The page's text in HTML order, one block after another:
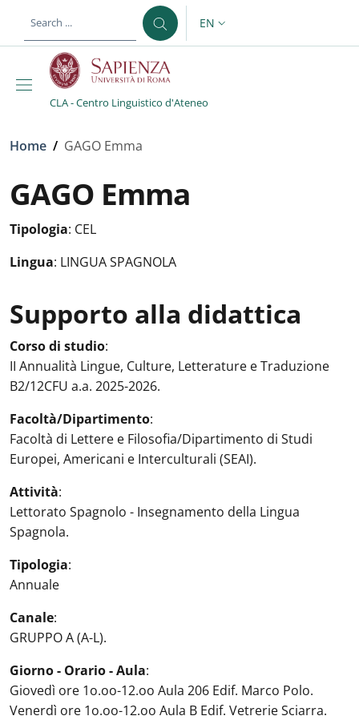
LANGUAGE SWITCHER:
EN
CLA - Centro Linguistico d'Ateneo
Breadcrumb
Home / GAGO Emma
GAGO Emma
Tipologia: CEL
Lingua: LINGUA SPAGNOLA
Supporto alla didattica
Attività in aula:
Corso di studio:
II Annualità Lingue, Culture, Letterature e Traduzione
B2/12CFU a.a. 2025-2026.
Facoltà/Dipartimento:
Facoltà di Lettere e Filosofia/Dipartimento di Studi
Europei, Americani e Interculturali (SEAI).
Attività:
Lettorato Spagnolo - Insegnamento della Lingua
Spagnola.
Tipologia:
Annuale
Canale:
GRUPPO A (A-L).
Giorno - Orario - Aula:
Giovedì ore 1o.oo-12.oo Aula 206 Edif. Marco Polo.
Venerdì ore 1o.oo-12.oo Aula B Edif. Vetrerie Sciarra.